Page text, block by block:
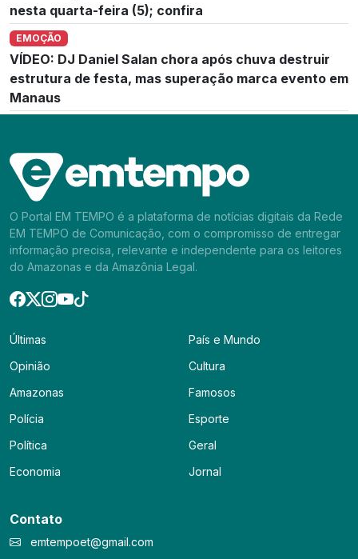
nesta quarta-feira (5); confira
EMOÇÃO
VÍDEO: DJ Daniel Salan chora após chuva destruir
estrutura de festa, mas superação marca evento em
Manaus
O Portal EM TEMPO é a plataforma de notícias digitais da Rede
EM TEMPO de Comunicação, com o compromisso de entregar
informação precisa, relevante e independente para os leitores
do Amazonas e da Amazônia Legal.
Últimas
Opinião
Amazonas
Polícia
Política
Economia
País e Mundo
Cultura
Famosos
Esporte
Geral
Jornal
Contato
emtempoet@gmail.com